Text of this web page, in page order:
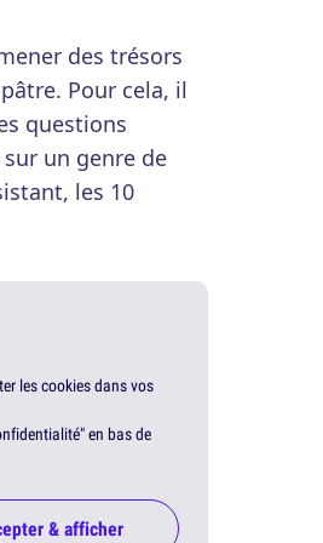
des trésors
Pour cela, il
questions
un genre de
les 10
les cookies dans vos
en bas de
& afficher